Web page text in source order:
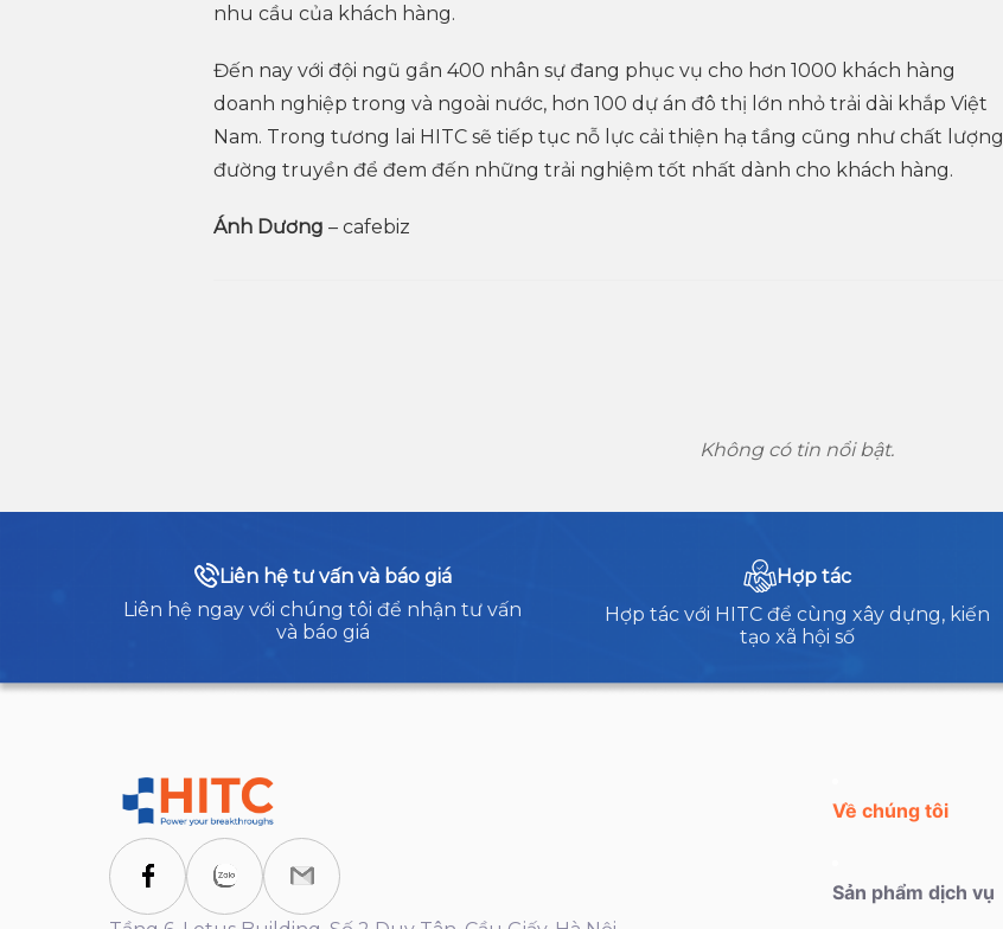
nhu cầu của khách hàng.
Đến nay với đội ngũ gần 400 nhân sự đang phục vụ cho hơn 1000 khách hàng
doanh nghiệp trong và ngoài nước, hơn 100 dự án đô thị lớn nhỏ trải dài khắp Việt
Nam. Trong tương lai HITC sẽ tiếp tục nỗ lực cải thiện hạ tầng cũng như chất lượng
đường truyền để đem đến những trải nghiệm tốt nhất dành cho khách hàng.
Ánh Dương – cafebiz
Không có tin nổi bật.
Liên hệ tư vấn và báo giá
Liên hệ ngay với chúng tôi để nhận tư vấn
và báo giá
Hợp tác
Hợp tác với HITC để cùng xây dựng, kiến
tạo xã hội số
Về chúng tôi
Sản phẩm dịch vụ